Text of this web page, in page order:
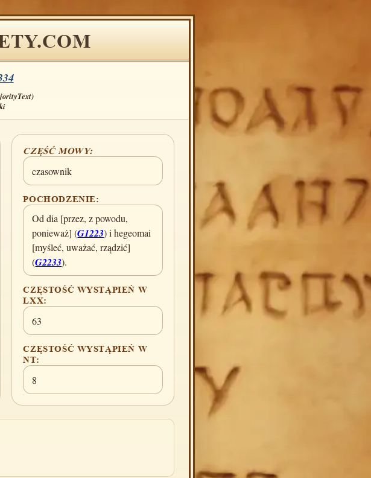
CZĘŚĆ MOWY:
czasownik
POCHODZENIE:
Od dia [przez, z powodu,
ponieważ] (G1223) i hegeomai
[myśleć, uważać, rządzić]
(G2233).
CZĘSTOŚĆ WYSTĄPIEŃ W
LXX:
63
CZĘSTOŚĆ WYSTĄPIEŃ W
NT:
8